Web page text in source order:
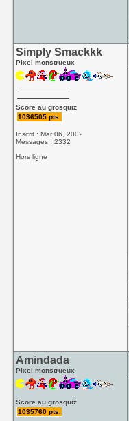
Simply Smackkk
Pixel monstrueux
Score au grosquiz
1036505 pts.
Inscrit : Mar 06, 2002
Messages : 2332
Hors ligne
Amindada
Pixel monstrueux
Score au grosquiz
1035760 pts.